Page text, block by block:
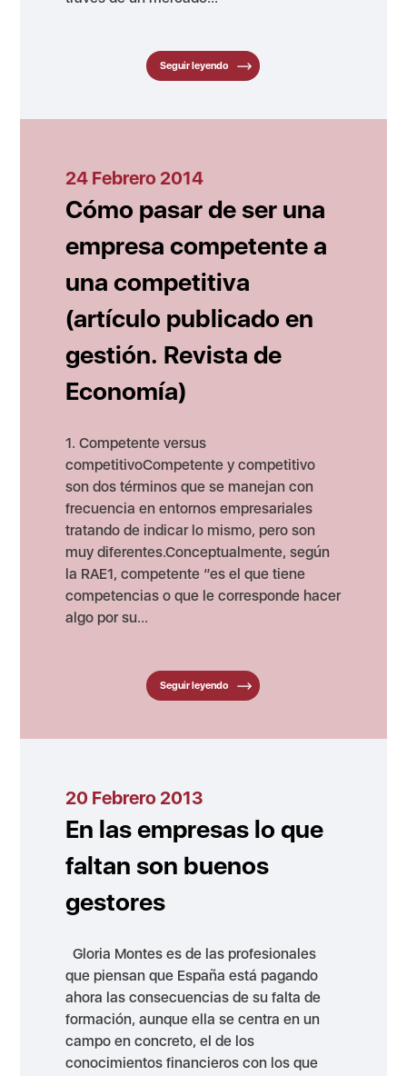
Seguir leyendo
24 Febrero 2014
Cómo pasar de ser una
empresa competente a
una competitiva
(artículo publicado en
gestión. Revista de
Economía)
1. Competente versus
competitivoCompetente y competitivo
son dos términos que se manejan con
frecuencia en entornos empresariales
tratando de indicar lo mismo, pero son
muy diferentes.Conceptualmente, según
la RAE1, competente “es el que tiene
competencias o que le corresponde hacer
algo por su...
Seguir leyendo
20 Febrero 2013
En las empresas lo que
faltan son buenos
gestores
Gloria Montes es de las profesionales
que piensan que España está pagando
ahora las consecuencias de su falta de
formación, aunque ella se centra en un
campo en concreto, el de los
conocimientos financieros con los que